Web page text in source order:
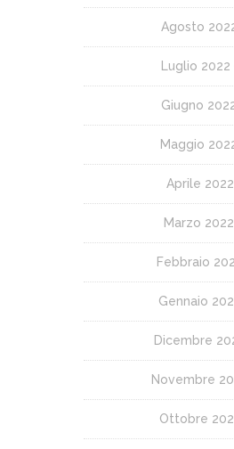
Agosto
Luglio 2022
Giugno
Maggio
Aprile 2022
Marzo 2022
Febbraio
Gennaio
Dicembre
Novembre
Ottobre